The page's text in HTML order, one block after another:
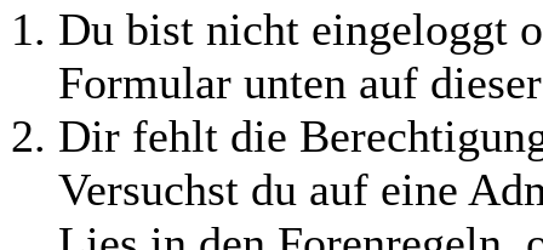
Du bist nicht eingeloggt
Formular unten auf
Dir fehlt die
Versuchst du auf eine